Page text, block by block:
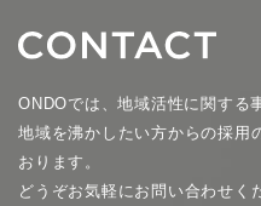
ONDOでは、地域活性に関する
地域を沸かしたい方からの採用
おります。
どうぞお気軽にお問い合わせく